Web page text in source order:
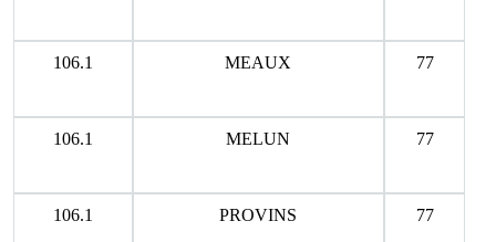
106.1 MEAUX 77
106.1 MELUN 77
106.1 PROVINS 77